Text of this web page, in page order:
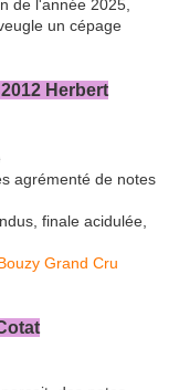
de l'année 2025,
un cépage
Herbert
agrémenté de notes
finale acidulée,
Grand Cru